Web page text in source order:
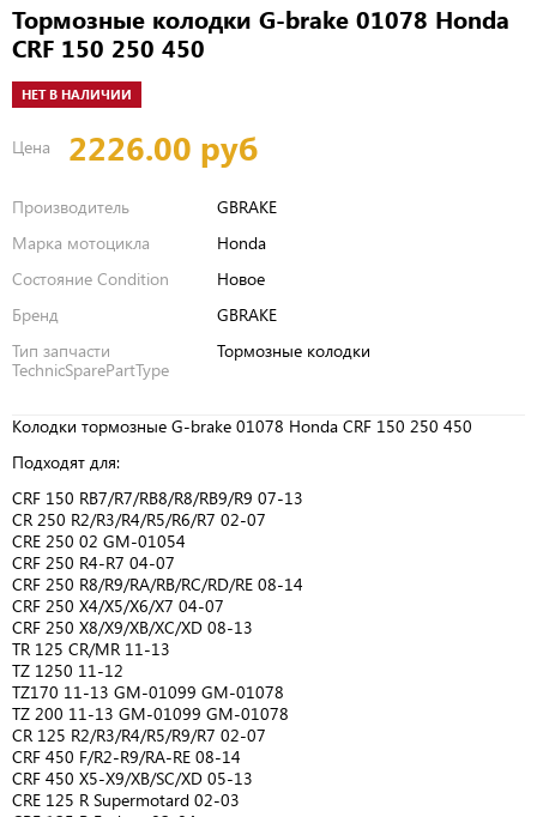
Тормозные колодки G-brake 01078 Honda
CRF 150 250 450
НЕТ В НАЛИЧИИ
Цена 2226.00 руб
Производитель
GBRAKE
Марка мотоцикла
Honda
Состояние Condition
Новое
Бренд
GBRAKE
Тип запчасти
TechnicSparePartType
Тормозные колодки
Колодки тормозные G-brake 01078 Honda CRF 150 250 450
Подходят для:
CRF 150 RB7/R7/RB8/R8/RB9/R9 07-13
CR 250 R2/R3/R4/R5/R6/R7 02-07
CRE 250 02 GM-01054
CRF 250 R4-R7 04-07
CRF 250 R8/R9/RA/RB/RC/RD/RE 08-14
CRF 250 X4/X5/X6/X7 04-07
CRF 250 X8/X9/XB/XC/XD 08-13
TR 125 CR/MR 11-13
TZ 1250 11-12
TZ170 11-13 GM-01099 GM-01078
TZ 200 11-13 GM-01099 GM-01078
CR 125 R2/R3/R4/R5/R9/R7 02-07
CRF 450 F/R2-R9/RA-RE 08-14
CRF 450 X5-X9/XB/SC/XD 05-13
CRE 125 R Supermotard 02-03